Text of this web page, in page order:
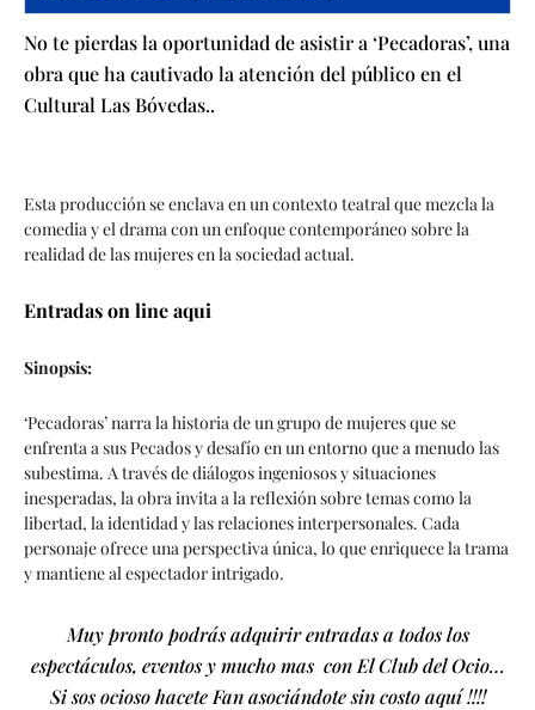
No te pierdas la oportunidad de asistir a ‘Pecadoras’, una
obra que ha cautivado la atención del público en el
Cultural Las Bóvedas..
Esta producción se enclava en un contexto teatral que mezcla la
comedia y el drama con un enfoque contemporáneo sobre la
realidad de las mujeres en la sociedad actual.
Entradas on line aqui
Sinopsis:
‘Pecadoras’ narra la historia de un grupo de mujeres que se
enfrenta a sus Pecados y desafío en un entorno que a menudo las
subestima. A través de diálogos ingeniosos y situaciones
inesperadas, la obra invita a la reflexión sobre temas como la
libertad, la identidad y las relaciones interpersonales. Cada
personaje ofrece una perspectiva única, lo que enriquece la trama
y mantiene al espectador intrigado.
Muy pronto podrás adquirir entradas a todos los
espectáculos, eventos y mucho mas con El Club del Ocio…
Si sos ocioso hacete Fan asociándote sin costo aquí !!!!